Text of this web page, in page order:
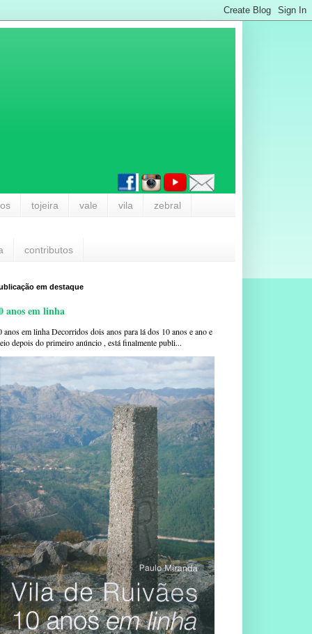
tojeira vale vila zebral
contributos
em destaque
anos em linha
anos em linha Decorridos dois anos para lá dos 10 anos e ano e
depois do primeiro anúncio , está finalmente publi...